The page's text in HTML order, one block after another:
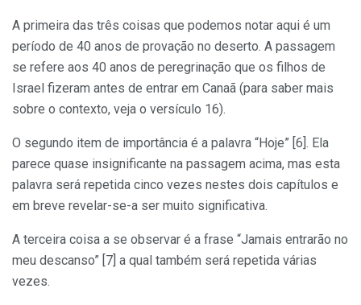
A primeira das três coisas que podemos notar aqui é um
período de 40 anos de provação no deserto. A passagem
se refere aos 40 anos de peregrinação que os filhos de
Israel fizeram antes de entrar em Canaã (para saber mais
sobre o contexto, veja o versículo 16).
O segundo item de importância é a palavra “Hoje” [6]. Ela
parece quase insignificante na passagem acima, mas esta
palavra será repetida cinco vezes nestes dois capítulos e
em breve revelar-se-a ser muito significativa.
A terceira coisa a se observar é a frase “Jamais entrarão no
meu descanso” [7] a qual também será repetida várias
vezes.